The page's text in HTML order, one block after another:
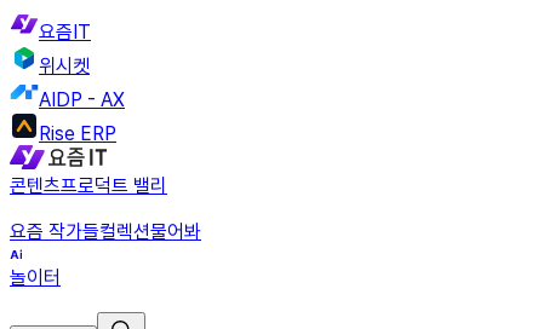
요즘IT
위시켓
AIDP - AX
Rise ERP
콘텐츠프로덕트 밸리
요즘 작가들컬렉션물어봐
놀이터